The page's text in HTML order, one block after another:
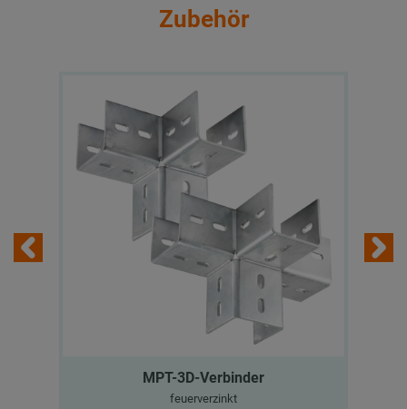
Zubehör
MPT-3D-Verbinder
feuerverzinkt